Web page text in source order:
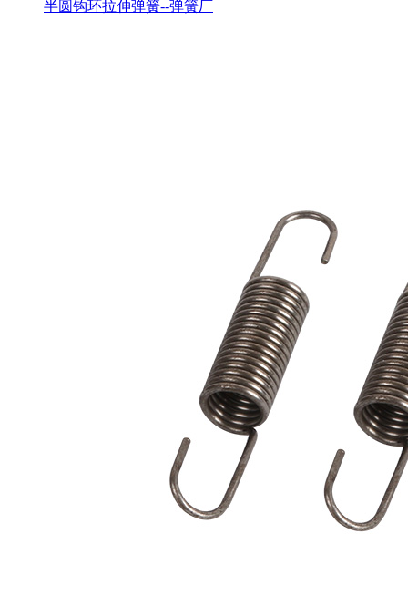
半圆钩环拉伸弹簧--弹簧厂